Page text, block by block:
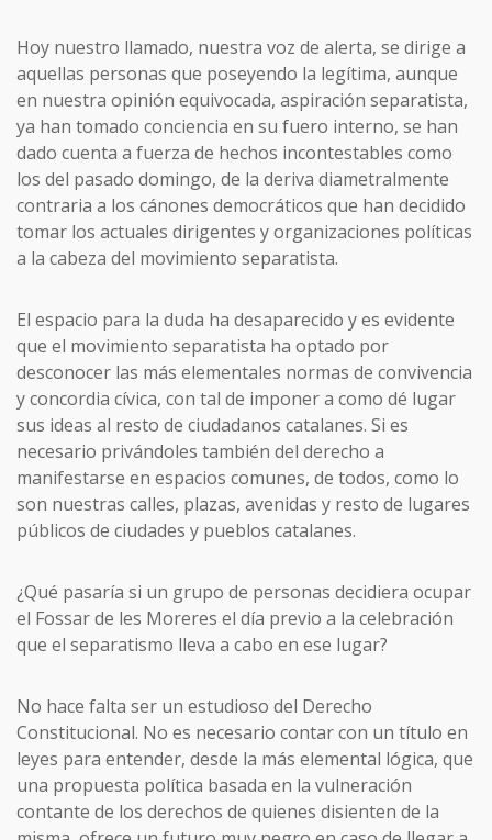
Hoy nuestro llamado, nuestra voz de alerta, se dirige a
aquellas personas que poseyendo la legítima, aunque
en nuestra opinión equivocada, aspiración separatista,
ya han tomado conciencia en su fuero interno, se han
dado cuenta a fuerza de hechos incontestables como
los del pasado domingo, de la deriva diametralmente
contraria a los cánones democráticos que han decidido
tomar los actuales dirigentes y organizaciones políticas
a la cabeza del movimiento separatista.
El espacio para la duda ha desaparecido y es evidente
que el movimiento separatista ha optado por
desconocer las más elementales normas de convivencia
y concordia cívica, con tal de imponer a como dé lugar
sus ideas al resto de ciudadanos catalanes. Si es
necesario privándoles también del derecho a
manifestarse en espacios comunes, de todos, como lo
son nuestras calles, plazas, avenidas y resto de lugares
públicos de ciudades y pueblos catalanes.
¿Qué pasaría si un grupo de personas decidiera ocupar
el Fossar de les Moreres el día previo a la celebración
que el separatismo lleva a cabo en ese lugar?
No hace falta ser un estudioso del Derecho
Constitucional. No es necesario contar con un título en
leyes para entender, desde la más elemental lógica, que
una propuesta política basada en la vulneración
contante de los derechos de quienes disienten de la